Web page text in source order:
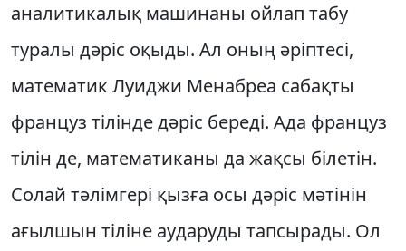
аналитикалық машинаны ойлап табу
туралы дәріс оқыды. Ал оның әріптесі,
математик Луиджи Менабреа сабақты
француз тілінде дәріс береді. Ада француз
тілін де, математиканы да жақсы білетін.
Солай тәлімгері қызға осы дәріс мәтінін
ағылшын тіліне аударуды тапсырады. Ол